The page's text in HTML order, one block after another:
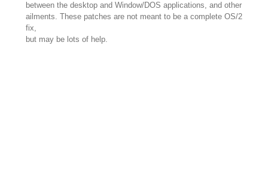
between the desktop and Window/DOS applications, and other
ailments. These patches are not meant to be a complete OS/2
fix,
but may be lots of help.